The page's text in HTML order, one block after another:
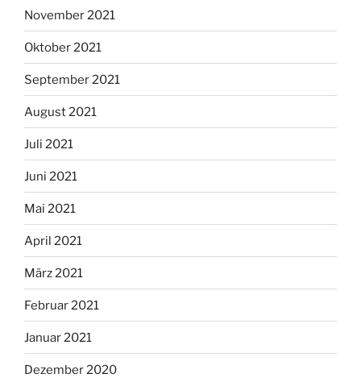
November 2021
Oktober 2021
September 2021
August 2021
Juli 2021
Juni 2021
Mai 2021
April 2021
März 2021
Februar 2021
Januar 2021
Dezember 2020